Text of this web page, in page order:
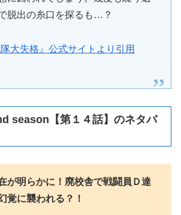
脱出の糸口を探るも…？
大失格』公式サイトより引用
season【第１４話】のネタバ
が明らかに！廃校舎で戦闘員Ｄ達
覚に襲われる？！